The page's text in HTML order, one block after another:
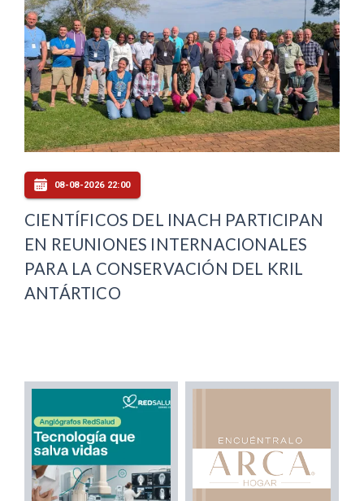
08-08-2026 22:00
CIENTÍFICOS DEL INACH PARTICIPAN
EN REUNIONES INTERNACIONALES
PARA LA CONSERVACIÓN DEL KRIL
ANTÁRTICO